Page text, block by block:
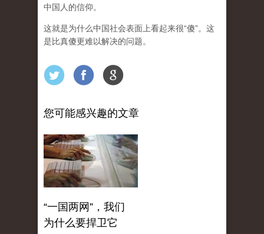
中国人的信仰。
这就是为什么中国社会表面上看起来很“傻”。这
是比真傻更难以解决的问题。
您可能感兴趣的文章
“一国两网”，我们
为什么要捍卫它